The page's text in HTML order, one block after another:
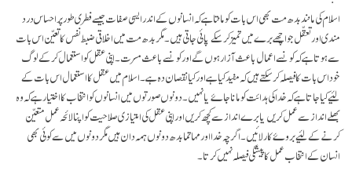
اسلام کی مانند بدھ مت بھی اس بات کو مانتا ہے کہ انسانوں کے اندر ایسی صفات جیسے فطری طور پر احساس درد
مندی اور تعقّل جو اچھے برے میں تمیز کر سکے پائی جاتی ہیں۔ مگر بدھ مت میں اخلاقی ضبط نفس کا تعیّن اس بات
سے ہوتا ہے کہ کونسے اعمال باعث آزار ہوں گے اور کونسے باعث مسرت۔ اپنی عقل کو استعمال کر کے لوگ
خود اس بات کا فیصلہ کر سکتے ہیں کہ مفید کیا ہے اور کیا نقصان دہ ہے۔ اسلام میں عقل کا استعمال اس بات کے
لئیے کیا جاتا ہے کہ خدا کی ہدائت کو مانا جاۓ یا نہیں۔ دونوں صورتوں میں انسانوں کو انتخاب کا اختیار ہے کہ وہ
بھلے انداز سے عمل کریں یا برے انداز سے کچھ کریں اور اپنی عقل کی امتیازی صلاحیت کو اپنا لائحہ عمل متعیّن
کرنے کے لئیے بروۓ کار لائیں۔ اگرچہ خدا اور مہاتما بدھ دونوں ہمہ دان ہیں مگر دونوں میں سے کوئی بھی
انسان کے انتخاب عمل کا پیشگی فیصلہ نہیں کرتا۔